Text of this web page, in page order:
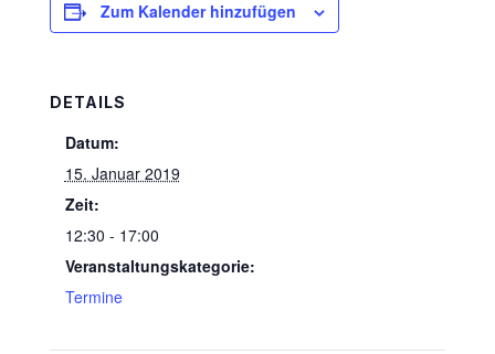
Zum Kalender hinzufügen
DETAILS
Datum:
15. Januar 2019
Zeit:
12:30 - 17:00
Veranstaltungskategorie:
Termine